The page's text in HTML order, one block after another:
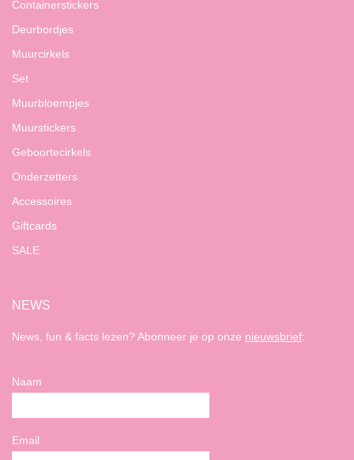
Containerstickers
Deurbordjes
Muurcirkels
Set
Muurbloempjes
Muurstickers
Geboortecirkels
Onderzetters
Accessoires
Giftcards
SALE
NEWS
News, fun & facts lezen? Abonneer je op onze nieuwsbrief:
Naam
Email